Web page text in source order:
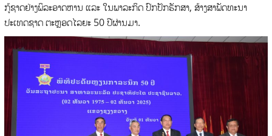
ກູ້ຊາດຢ່າງພິລະອາດຫານ ແລະ ໃນພາລະກິດ ປົກປັກຮັກສາ, ສ້າງສາພັດທະນາ
ປະເທດຊາດ ຕະຫຼອດໄລຍະ 50 ປີຜ່ານມາ.